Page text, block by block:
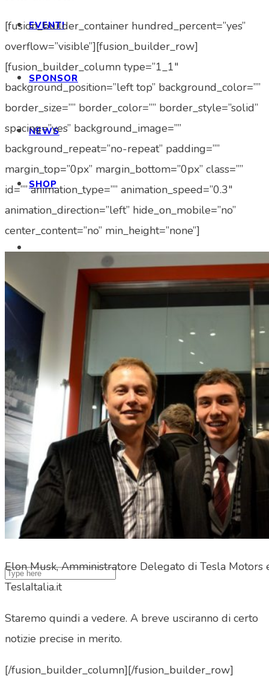
EVENTI
SPONSOR
NEWS
SHOP
Search Site
[fusion_builder_container hundred_percent=”yes”
overflow=”visible”][fusion_builder_row]
[fusion_builder_column type=”1_1″
background_position=”left top” background_color=””
border_size=”” border_color=”” border_style=”solid”
spacing=”yes” background_image=””
background_repeat=”no-repeat” padding=””
margin_top=”0px” margin_bottom=”0px” class=””
id=”” animation_type=”” animation_speed=”0.3″
animation_direction=”left” hide_on_mobile=”no”
center_content=”no” min_height=”none”]
Elon Musk, Amministratore Delegato di Tesla Motors
TeslaItalia.it
Staremo quindi a vedere. A breve usciranno di certo
notizie precise in merito.
[/fusion_builder_column][/fusion_builder_row]